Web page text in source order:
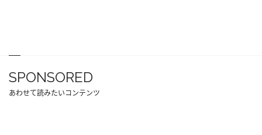
SPONSORED
あわせて読みたいコンテンツ